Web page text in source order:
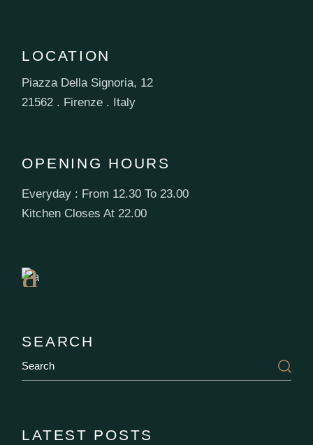
LOCATION
Piazza Della Signoria, 12
21562 . Firenze . Italy
OPENING HOURS
Everyday : From 12.30 To 23.00
Kitchen Closes At 22.00
Book
Table
SEARCH
LATEST POSTS